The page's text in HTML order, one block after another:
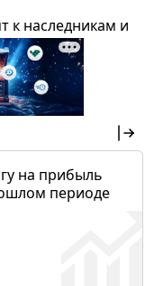
к наследникам и
на прибыль
периоде